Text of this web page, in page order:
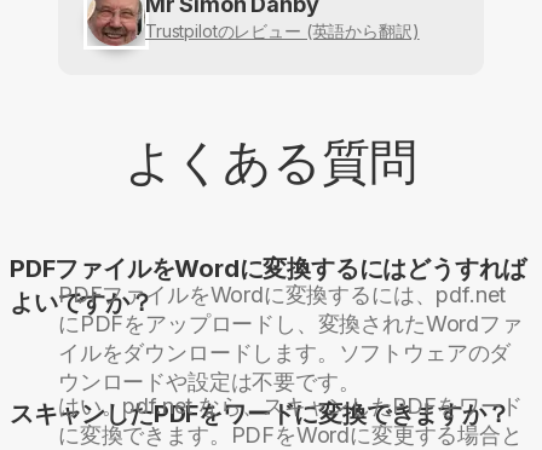
Trustpilotのレビュー (英語から翻訳)
よくある質問
PDFファイルをWordに変換するにはどうすれば
よいですか？
PDFファイルをWordに変換するには、pdf.net
にPDFをアップロードし、変換されたWordファ
イルをダウンロードします。ソフトウェアのダ
ウンロードや設定は不要です。
スキャンしたPDFをワードに変換できますか？
はい。pdf.net なら、スキャンしたPDFをワード
に変換できます。PDFをWordに変更する場合と